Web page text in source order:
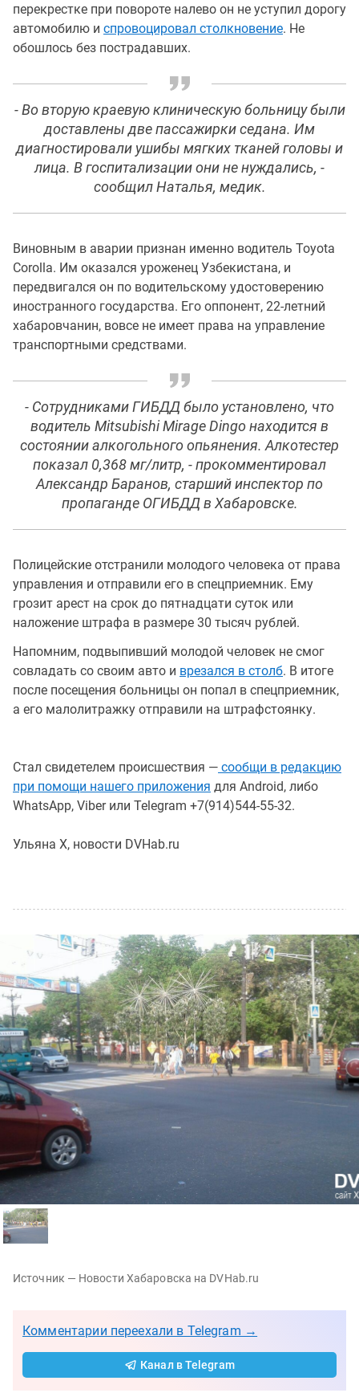
перекрестке при повороте налево он не уступил дорогу
автомобилю и спровоцировал столкновение. Не
обошлось без пострадавших.
- Во вторую краевую клиническую больницу были
доставлены две пассажирки седана. Им
диагностировали ушибы мягких тканей головы и
лица. В госпитализации они не нуждались, -
сообщил Наталья, медик.
Виновным в аварии признан именно водитель Toyota
Corolla. Им оказался уроженец Узбекистана, и
передвигался он по водительскому удостоверению
иностранного государства. Его оппонент, 22-летний
хабаровчанин, вовсе не имеет права на управление
транспортными средствами.
- Сотрудниками ГИБДД было установлено, что
водитель Mitsubishi Mirage Dingo находится в
состоянии алкогольного опьянения. Алкотестер
показал 0,368 мг/литр, - прокомментировал
Александр Баранов, старший инспектор по
пропаганде ОГИБДД в Хабаровске.
Полицейские отстранили молодого человека от права
управления и отправили его в спецприемник. Ему
грозит арест на срок до пятнадцати суток или
наложение штрафа в размере 30 тысяч рублей.
Напомним, подвыпивший молодой человек не смог
совладать со своим авто и врезался в столб. В итоге
после посещения больницы он попал в спецприемник,
а его малолитражку отправили на штрафстоянку.
Стал свидетелем происшествия — сообщи в редакцию
при помощи нашего приложения для Android, либо
WhatsApp, Viber или Telegram +7(914)544-55-32.
Ульяна Х, новости DVHab.ru
Источник — Новости Хабаровска на DVHab.ru
Комментарии переехали в Telegram →
Канал в Telegram